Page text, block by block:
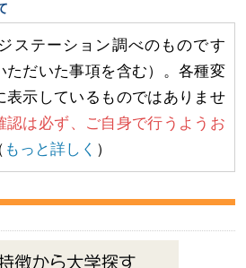
ステーション調べのものです
ただいた事項を含む）。各種変
表示しているものではありませ
認は必ず、ご自身で行うようお
もっと詳しく ）